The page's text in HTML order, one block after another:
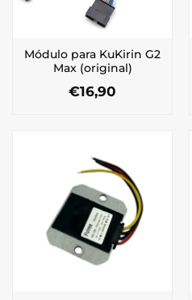
Módulo para KuKirin G2
Max (original)
€16,90